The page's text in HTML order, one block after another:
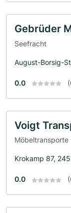
Gebrüder
Seefracht
August-Borsig-
0.0
Voigt
Möbeltransporte
Krokamp 87,
0.0